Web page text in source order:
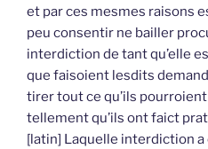
et par ces mesmes raisons
peu consentir ne bailler
interdiction de tant qu’elle
que faisoient lesdits
tirer tout ce qu’ils
tellement qu’ils ont faict
[latin] Laquelle interdiction